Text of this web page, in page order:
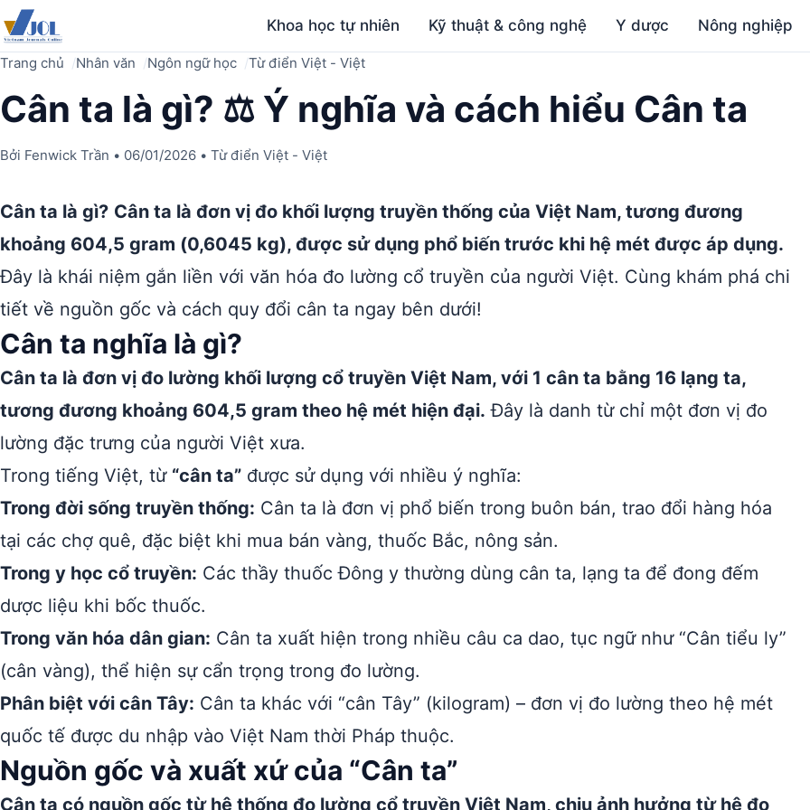
Khoa học tự nhiên Kỹ thuật & công nghệ Y dược Nông nghiệp
Trang chủ Nhân văn Ngôn ngữ học Từ điển Việt - Việt
Cân ta là gì? ⚖️ Ý nghĩa và cách hiểu Cân ta
Bởi Fenwick Trần • 06/01/2026 • Từ điển Việt - Việt
Cân ta là gì? Cân ta là đơn vị đo khối lượng truyền thống của Việt Nam, tương đương
khoảng 604,5 gram (0,6045 kg), được sử dụng phổ biến trước khi hệ mét được áp dụng.
Đây là khái niệm gắn liền với văn hóa đo lường cổ truyền của người Việt. Cùng khám phá chi
tiết về nguồn gốc và cách quy đổi cân ta ngay bên dưới!
Cân ta nghĩa là gì?
Cân ta là đơn vị đo lường khối lượng cổ truyền Việt Nam, với 1 cân ta bằng 16 lạng ta,
tương đương khoảng 604,5 gram theo hệ mét hiện đại. Đây là danh từ chỉ một đơn vị đo
lường đặc trưng của người Việt xưa.
Trong tiếng Việt, từ “cân ta” được sử dụng với nhiều ý nghĩa:
Trong đời sống truyền thống: Cân ta là đơn vị phổ biến trong buôn bán, trao đổi hàng hóa
tại các chợ quê, đặc biệt khi mua bán vàng, thuốc Bắc, nông sản.
Trong y học cổ truyền: Các thầy thuốc Đông y thường dùng cân ta, lạng ta để đong đếm
dược liệu khi bốc thuốc.
Trong văn hóa dân gian: Cân ta xuất hiện trong nhiều câu ca dao, tục ngữ như “Cân tiểu ly”
(cân vàng), thể hiện sự cẩn trọng trong đo lường.
Phân biệt với cân Tây: Cân ta khác với “cân Tây” (kilogram) – đơn vị đo lường theo hệ mét
quốc tế được du nhập vào Việt Nam thời Pháp thuộc.
Nguồn gốc và xuất xứ của “Cân ta”
Cân ta có nguồn gốc từ hệ thống đo lường cổ truyền Việt Nam, chịu ảnh hưởng từ hệ đo